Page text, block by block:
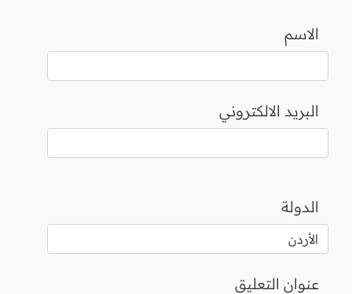
الاسم
البريد الالكتروني
الدولة
عنوان التعليق